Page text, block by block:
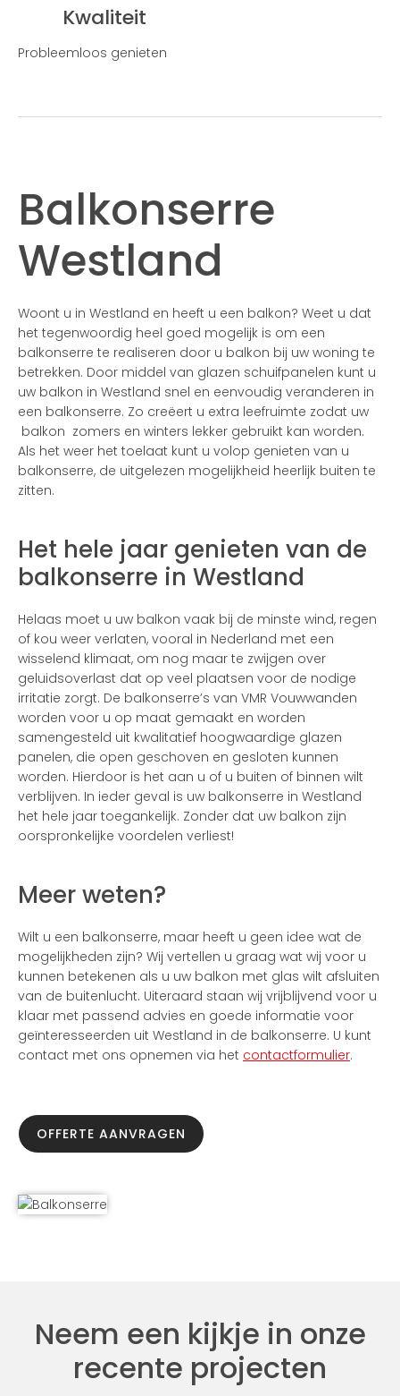
Kwaliteit
Probleemloos genieten
Balkonserre
Westland
Woont u in Westland en heeft u een balkon? Weet u dat
het tegenwoordig heel goed mogelijk is om een
balkonserre te realiseren door u balkon bij uw woning te
betrekken. Door middel van glazen schuifpanelen kunt u
uw balkon in Westland snel en eenvoudig veranderen in
een balkonserre. Zo creëert u extra leefruimte zodat uw
balkon zomers en winters lekker gebruikt kan worden.
Als het weer het toelaat kunt u volop genieten van u
balkonserre, de uitgelezen mogelijkheid heerlijk buiten te
zitten.
Het hele jaar genieten van de
balkonserre in Westland
Helaas moet u uw balkon vaak bij de minste wind, regen
of kou weer verlaten, vooral in Nederland met een
wisselend klimaat, om nog maar te zwijgen over
geluidsoverlast dat op veel plaatsen voor de nodige
irritatie zorgt. De balkonserre’s van VMR Vouwwanden
worden voor u op maat gemaakt en worden
samengesteld uit kwalitatief hoogwaardige glazen
panelen, die open geschoven en gesloten kunnen
worden. Hierdoor is het aan u of u buiten of binnen wilt
verblijven. In ieder geval is uw balkonserre in Westland
het hele jaar toegankelijk. Zonder dat uw balkon zijn
oorspronkelijke voordelen verliest!
Meer weten?
Wilt u een balkonserre, maar heeft u geen idee wat de
mogelijkheden zijn? Wij vertellen u graag wat wij voor u
kunnen betekenen als u uw balkon met glas wilt afsluiten
van de buitenlucht. Uiteraard staan wij vrijblijvend voor u
klaar met passend advies en goede informatie voor
geïnteresseerden uit Westland in de balkonserre. U kunt
contact met ons opnemen via het contactformulier.
OFFERTE AANVRAGEN
Neem een kijkje in onze
recente projecten